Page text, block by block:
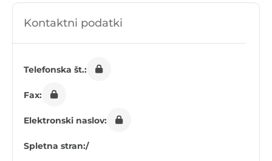
Kontaktni podatki
Telefonska št.:
Fax:
Elektronski naslov:
Spletna stran:/